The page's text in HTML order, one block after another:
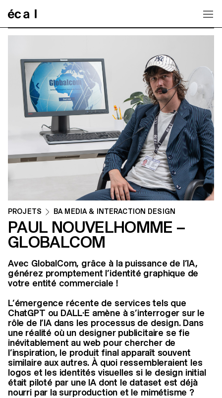
PROJETS BA MEDIA & INTERACTION DESIGN
PAUL NOUVELHOMME –
GLOBALCOM
Avec GlobalCom, grâce à la puissance de l’IA,
générez promptement l’identité graphique de
votre entité commerciale !
L’émergence récente de services tels que
ChatGPT ou DALL·E amène à s’interroger sur le
rôle de l’IA dans les processus de design. Dans
une réalité où un designer publicitaire se fie
inévitablement au web pour chercher de
l’inspiration, le produit final apparaît souvent
similaire aux autres. À quoi ressembleraient les
logos et les identités visuelles si le design initial
était piloté par une IA dont le dataset est déjà
nourri par la surproduction et le mimétisme ?